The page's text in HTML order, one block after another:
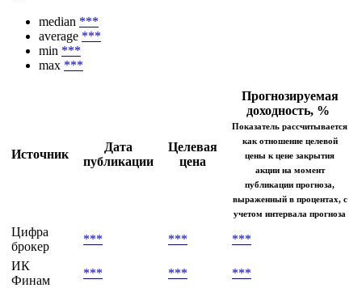
median ***
average ***
min ***
max ***
Источник
Дата
публикации
Целевая
цена
Прогнозируемая
доходность, %
Показатель рассчитывается
как отношение целевой
цены к цене закрытия
акции на момент
публикации прогноза,
выраженный в процентах, с
учетом интервала прогноза
Цифра
брокер
*** ***
***
ИК
Финам
*** *** ***